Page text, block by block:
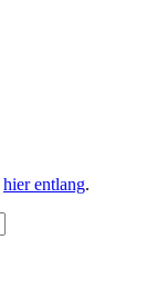
hier entlang.